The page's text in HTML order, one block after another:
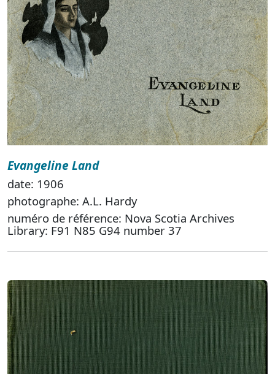
Evangeline Land
date: 1906
photographe: A.L. Hardy
numéro de référence: Nova Scotia Archives
Library: F91 N85 G94 number 37